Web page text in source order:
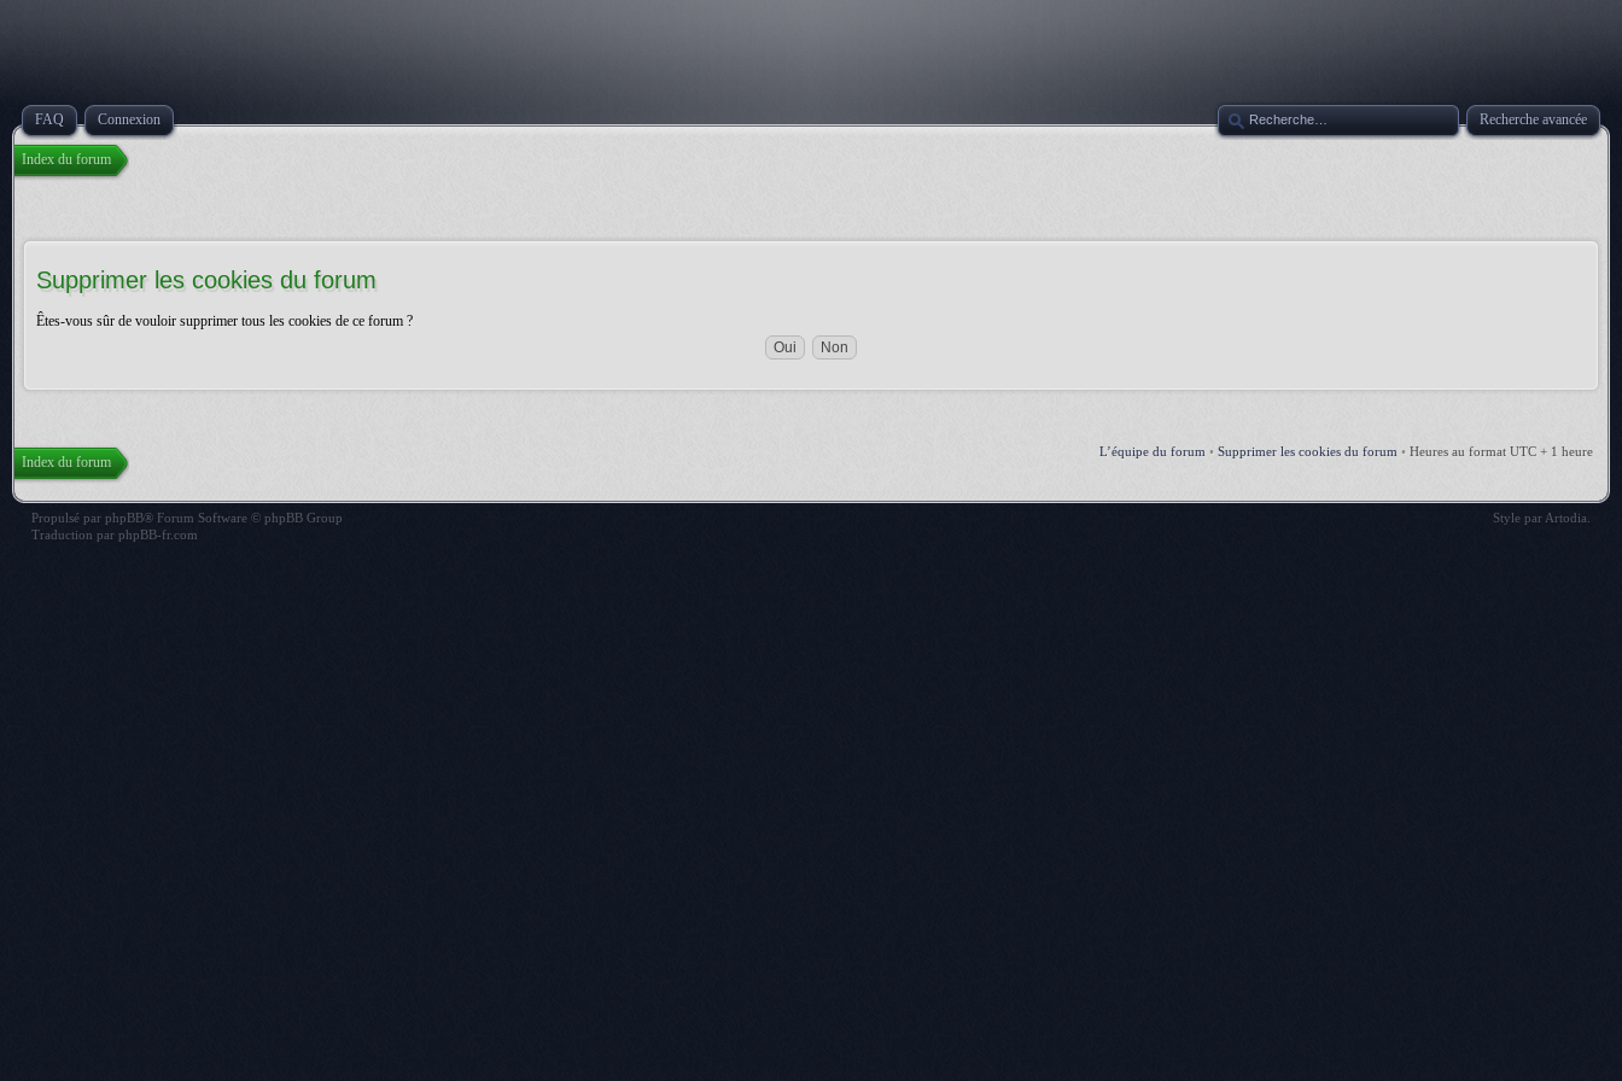
FAQ Connexion Recherche avancée
Index du forum
Supprimer les cookies du forum
Êtes-vous sûr de vouloir supprimer tous les cookies de ce forum ?
L’équipe du forum • Supprimer les cookies du forum • Heures au format UTC + 1 heure
Index du forum
Propulsé par phpBB® Forum Software © phpBB Group
Traduction par phpBB-fr.com
Style par Artodia